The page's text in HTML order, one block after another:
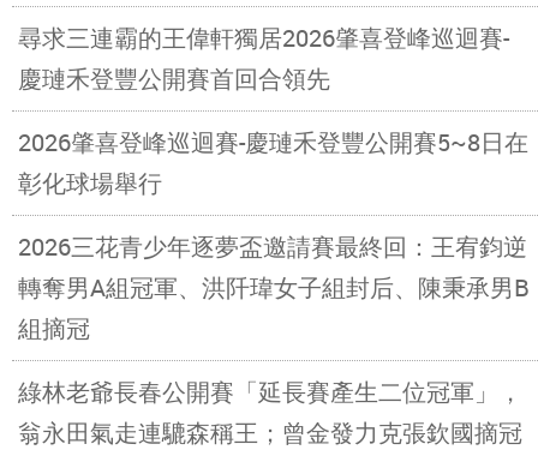
尋求三連霸的王偉軒獨居2026肇喜登峰巡迴賽-
慶璉禾登豐公開賽首回合領先
2026肇喜登峰巡迴賽-慶璉禾登豐公開賽5~8日在
彰化球場舉行
2026三花青少年逐夢盃邀請賽最終回：王宥鈞逆
轉奪男A組冠軍、洪阡瑋女子組封后、陳秉承男B
組摘冠
綠林老爺長春公開賽「延長賽產生二位冠軍」，
翁永田氣走連騼森稱王；曾金發力克張欽國摘冠